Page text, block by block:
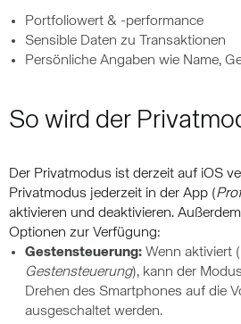
Portfoliowert & -performance
Sensible Daten zu Transaktionen
Persönliche Angaben wie Name,
So wird der
Der Privatmodus ist derzeit auf iOS
Privatmodus jederzeit in der App (
aktivieren und deaktivieren.
Optionen zur Verfügung:
Gestensteuerung: Wenn aktiviert (
Gestensteuerung), kann der
Drehen des Smartphones auf die
ausgeschaltet werden.